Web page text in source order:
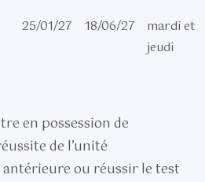
25/01/27 18/06/27
mardi et
jeudi
en possession de
de l’unité
antérieure ou réussir le test